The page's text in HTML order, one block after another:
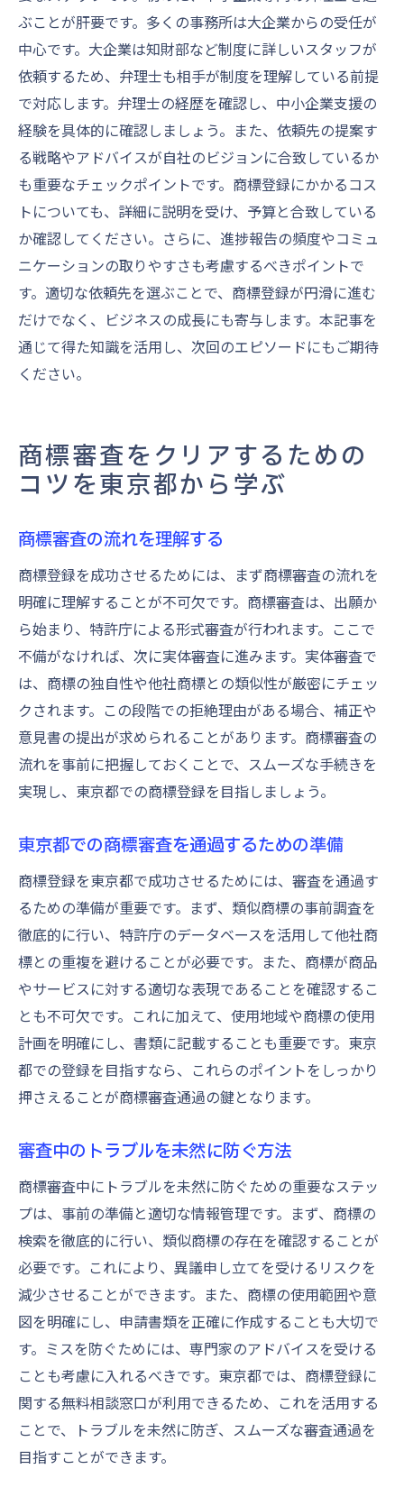
ぶことが肝要です。多くの事務所は大企業からの受任が
中心です。大企業は知財部など制度に詳しいスタッフが
依頼するため、弁理士も相手が制度を理解している前提
で対応します。弁理士の経歴を確認し、中小企業支援の
経験を具体的に確認しましょう。また、依頼先の提案す
る戦略やアドバイスが自社のビジョンに合致しているか
も重要なチェックポイントです。商標登録にかかるコス
トについても、詳細に説明を受け、予算と合致している
か確認してください。さらに、進捗報告の頻度やコミュ
ニケーションの取りやすさも考慮するべきポイントで
す。適切な依頼先を選ぶことで、商標登録が円滑に進む
だけでなく、ビジネスの成長にも寄与します。本記事を
通じて得た知識を活用し、次回のエピソードにもご期待
ください。
商標審査をクリアするための
コツを東京都から学ぶ
商標審査の流れを理解する
商標登録を成功させるためには、まず商標審査の流れを
明確に理解することが不可欠です。商標審査は、出願か
ら始まり、特許庁による形式審査が行われます。ここで
不備がなければ、次に実体審査に進みます。実体審査で
は、商標の独自性や他社商標との類似性が厳密にチェッ
クされます。この段階での拒絶理由がある場合、補正や
意見書の提出が求められることがあります。商標審査の
流れを事前に把握しておくことで、スムーズな手続きを
実現し、東京都での商標登録を目指しましょう。
東京都での商標審査を通過するための準備
商標登録を東京都で成功させるためには、審査を通過す
るための準備が重要です。まず、類似商標の事前調査を
徹底的に行い、特許庁のデータベースを活用して他社商
標との重複を避けることが必要です。また、商標が商品
やサービスに対する適切な表現であることを確認するこ
とも不可欠です。これに加えて、使用地域や商標の使用
計画を明確にし、書類に記載することも重要です。東京
都での登録を目指すなら、これらのポイントをしっかり
押さえることが商標審査通過の鍵となります。
審査中のトラブルを未然に防ぐ方法
商標審査中にトラブルを未然に防ぐための重要なステッ
プは、事前の準備と適切な情報管理です。まず、商標の
検索を徹底的に行い、類似商標の存在を確認することが
必要です。これにより、異議申し立てを受けるリスクを
減少させることができます。また、商標の使用範囲や意
図を明確にし、申請書類を正確に作成することも大切で
す。ミスを防ぐためには、専門家のアドバイスを受ける
ことも考慮に入れるべきです。東京都では、商標登録に
関する無料相談窓口が利用できるため、これを活用する
ことで、トラブルを未然に防ぎ、スムーズな審査通過を
目指すことができます。